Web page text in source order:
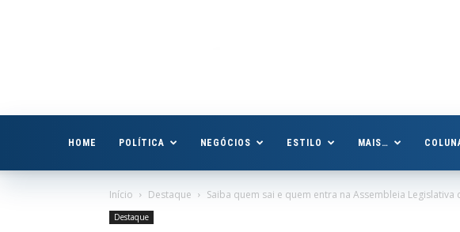
HOME POLÍTICA NEGÓCIOS ESTILO MAIS…
Início Destaque Saiba quem sai e quem entra na Assembleia Legislativa
Destaque